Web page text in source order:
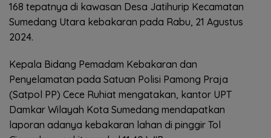
168 tepatnya di kawasan Desa Jatihurip Kecamatan
Sumedang Utara kebakaran pada Rabu, 21 Agustus
2024.
Kepala Bidang Pemadam Kebakaran dan
Penyelamatan pada Satuan Polisi Pamong Praja
(Satpol PP) Cece Ruhiat mengatakan, kantor UPT
Damkar Wilayah Kota Sumedang mendapatkan
laporan adanya kebakaran lahan di pinggir Tol